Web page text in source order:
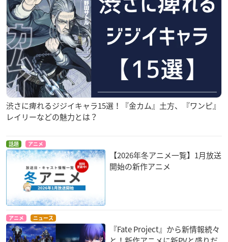
渋さに痺れるジジイキャラ15選！『金カム』土方、『ワンピ』
レイリーなどの魅力とは？
話題 アニメ
【2026年冬アニメ一覧】1月放送
開始の新作アニメ
アニメ ニュース
『Fate Project』から新情報続々